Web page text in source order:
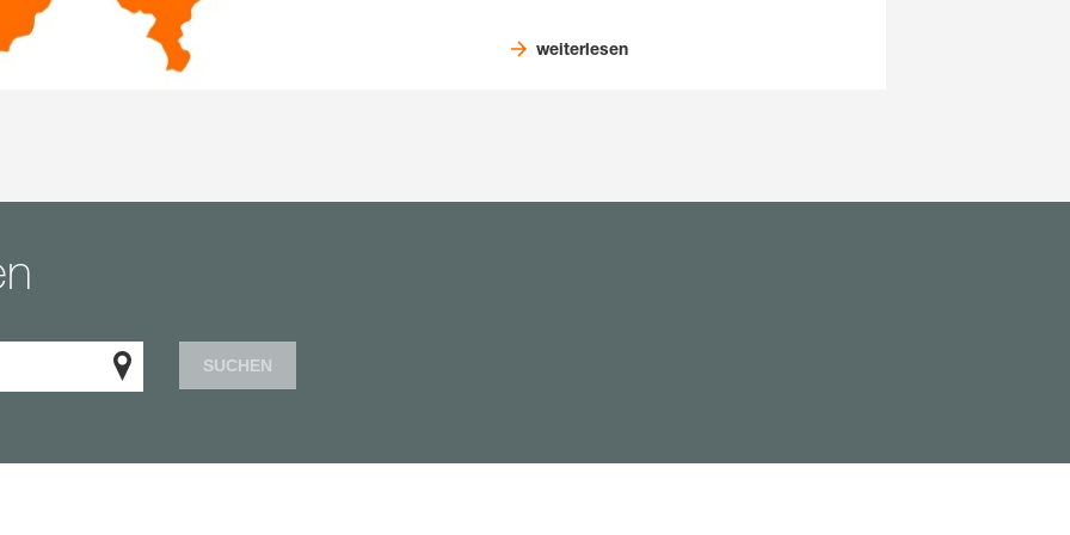
weiterlesen
SUCHEN